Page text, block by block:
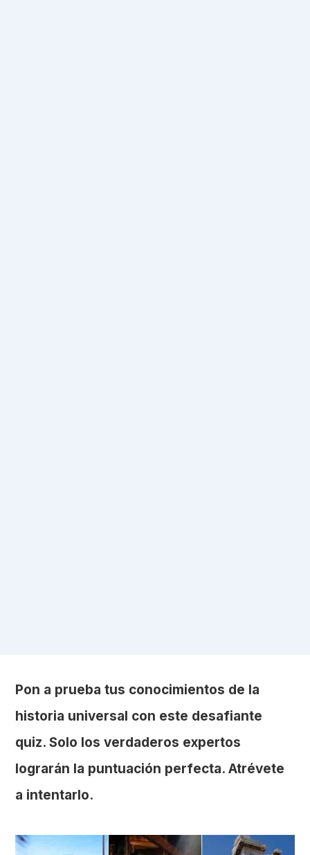
Pon a prueba tus conocimientos de la
historia universal con este desafiante
quiz. Solo los verdaderos expertos
lograrán la puntuación perfecta. Atrévete
a intentarlo.